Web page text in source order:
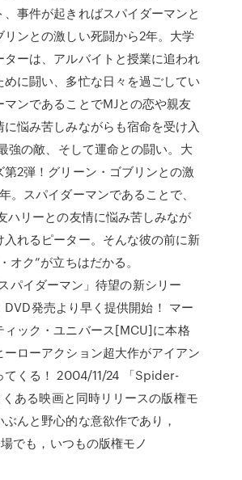
事件が起きればスパイダーマンと
リンとの激しい死闘から2年。大学
ーは、アルバイトと授業に追われ
めに闘い、多忙な日々を過ごしてい
ンであることでMJとの恋や親友
悩み苦しみながらも宿命を受け入
強の敵、そして運命との闘い。大
第2弾！グリーン・ゴブリンとの激
。スパイダーマンであることで、
ハリーとの友情に悩み苦しみなが
入れるピーター。そんな彼の前に新
オク”が立ちはだかる。
パイダーマン」待望の新シリー
DVD発売より早く提供開始！ マー
ィック・ユニバース[MCU]に本格
ローアクション超大作がアイアン
てくる！ 2004/11/24 「Spider-
ある映画と同時リリースの版権モ
んと野心的な意欲作であり，
でも，いつもの版権モノ